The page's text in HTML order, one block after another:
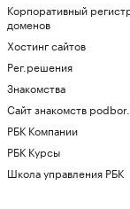
Корпоративный
доменов
Хостинг сайтов
Рег.решения
Знакомства
Сайт знакомств
РБК Компании
РБК Курсы
Школа управления РБК